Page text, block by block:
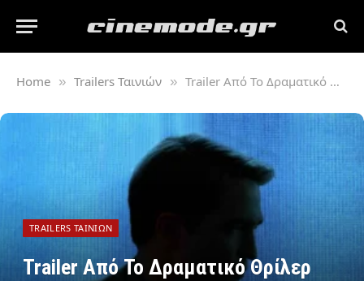
Home » Trailers Ταινιών » Trailer Από Το Δραματικό Θρίλερ “Primetime”
TRAILERS ΤΑΙΝΙΏΝ
Trailer Από Το Δραματικό Θρίλερ